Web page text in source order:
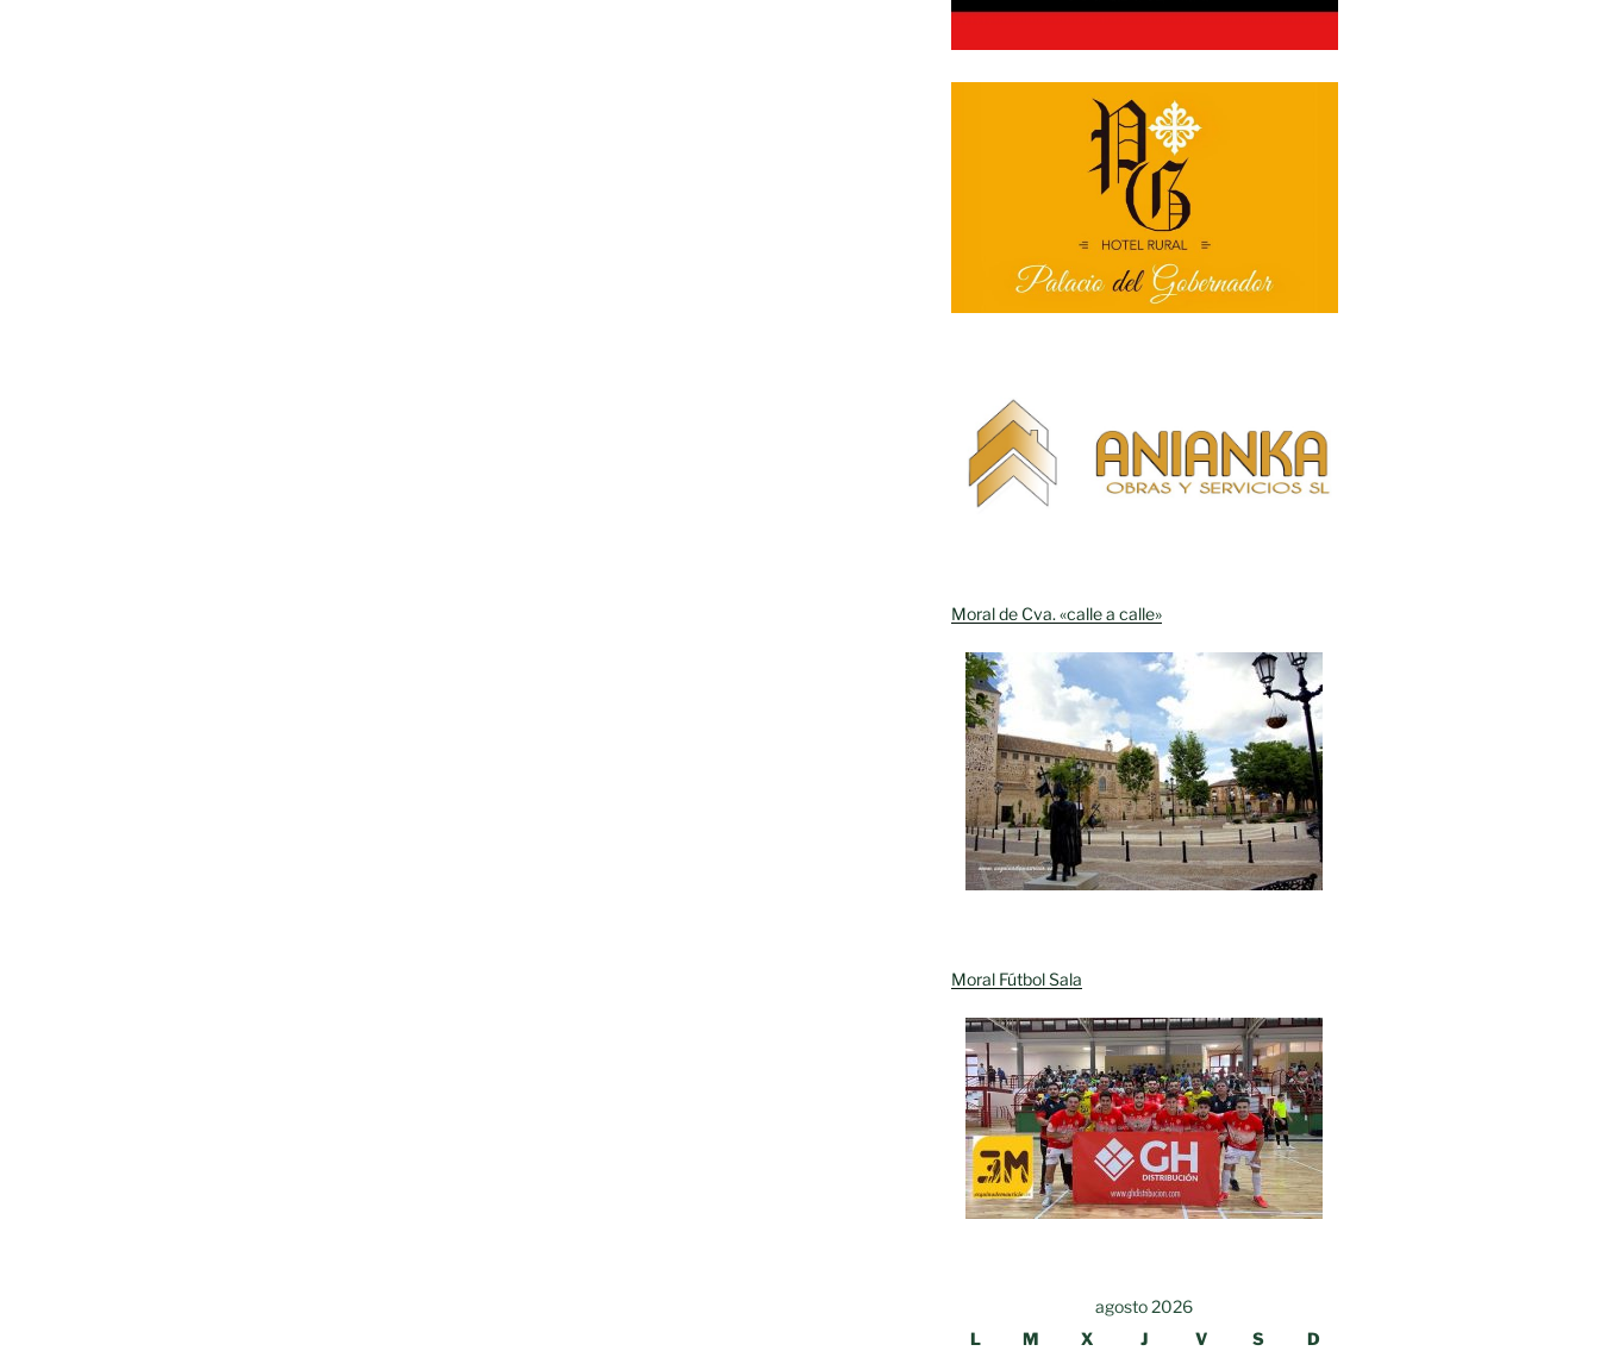
Moral de Cva. «calle a calle»
Moral Fútbol Sala
agosto 2026
L
M X J V S D